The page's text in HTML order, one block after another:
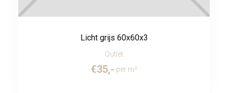
Licht grijs 60x60x3
Outlet
€35,- per m²